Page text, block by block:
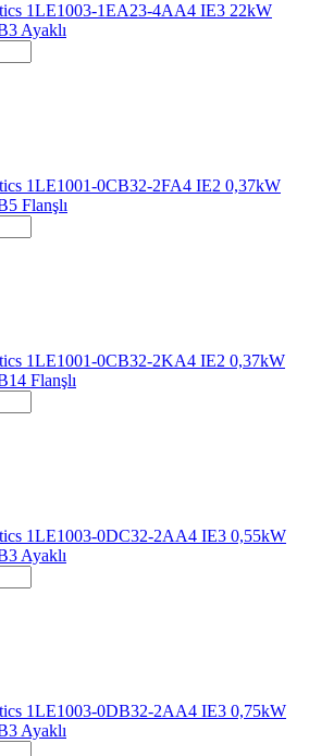
1LE1003-1EA23-4AA4 IE3 22kW
Ayaklı
1LE1001-0CB32-2FA4 IE2 0,37kW
Flanşlı
1LE1001-0CB32-2KA4 IE2 0,37kW
Flanşlı
1LE1003-0DC32-2AA4 IE3 0,55kW
Ayaklı
1LE1003-0DB32-2AA4 IE3 0,75kW
Ayaklı